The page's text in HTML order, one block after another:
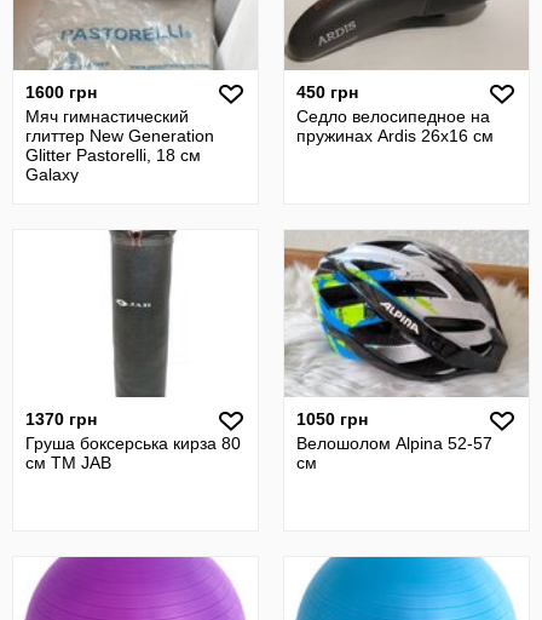
1600 грн
Мяч гимнастический
глиттер New Generation
Glitter Pastorelli, 18 см
Galaxy
450 грн
Седло велосипедное на
пружинах Ardis 26x16 см
1370 грн
Груша боксерська кирза 80
см ТМ JAB
1050 грн
Велошолом Alpina 52-57
см